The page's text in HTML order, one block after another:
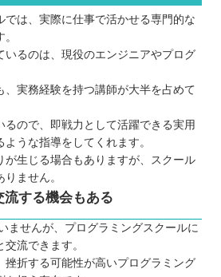
では、実際に仕事で活かせる専門的な
いるのは、現役のエンジニアやプログ
、実務経験を持つ講師が大半を占めて
るので、即戦力として活躍できる実用
うな指導をしてくれます。
が生じる場合もありますが、スクール
ません。
する機会もある
ませんが、プログラミングスクールに
流できます。
挫折する可能性が高いプログラミング